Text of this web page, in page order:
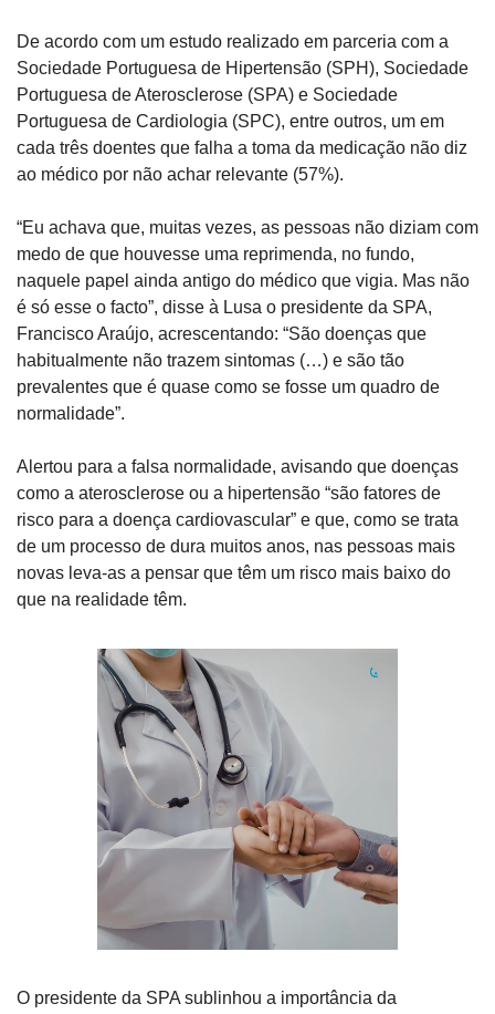
De acordo com um estudo realizado em parceria com a
Sociedade Portuguesa de Hipertensão (SPH), Sociedade
Portuguesa de Aterosclerose (SPA) e Sociedade
Portuguesa de Cardiologia (SPC), entre outros, um em
cada três doentes que falha a toma da medicação não diz
ao médico por não achar relevante (57%).
“Eu achava que, muitas vezes, as pessoas não diziam com
medo de que houvesse uma reprimenda, no fundo,
naquele papel ainda antigo do médico que vigia. Mas não
é só esse o facto”, disse à Lusa o presidente da SPA,
Francisco Araújo, acrescentando: “São doenças que
habitualmente não trazem sintomas (…) e são tão
prevalentes que é quase como se fosse um quadro de
normalidade”.
Alertou para a falsa normalidade, avisando que doenças
como a aterosclerose ou a hipertensão “são fatores de
risco para a doença cardiovascular” e que, como se trata
de um processo de dura muitos anos, nas pessoas mais
novas leva-as a pensar que têm um risco mais baixo do
que na realidade têm.
O presidente da SPA sublinhou a importância da